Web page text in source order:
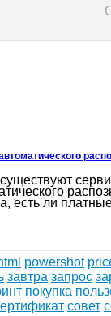
есть ли
powershot
завтра запрос
покупка
совет